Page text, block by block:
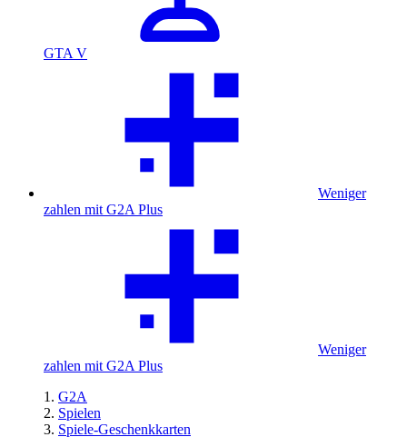
GTA V
Weniger
zahlen mit G2A Plus
Weniger
zahlen mit G2A Plus
G2A
Spielen
Spiele-Geschenkkarten